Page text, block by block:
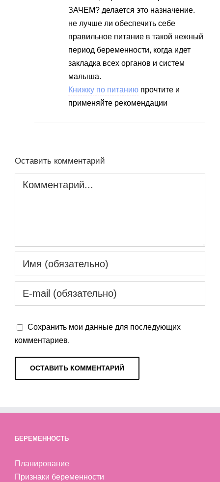
ЗАЧЕМ? делается это назначение.
не лучше ли обеспечить себе
правильное питание в такой нежный
период беременности, когда идет
закладка всех органов и систем
малыша.
Книжку по питанию прочтите и
применяйте рекомендации
Оставить комментарий
Сохранить мои данные для последующих
комментариев.
БЕРЕМЕННОСТЬ
Планирование
Признаки беременности